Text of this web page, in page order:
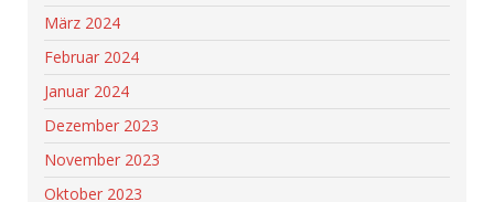
März 2024
Februar 2024
Januar 2024
Dezember 2023
November 2023
Oktober 2023